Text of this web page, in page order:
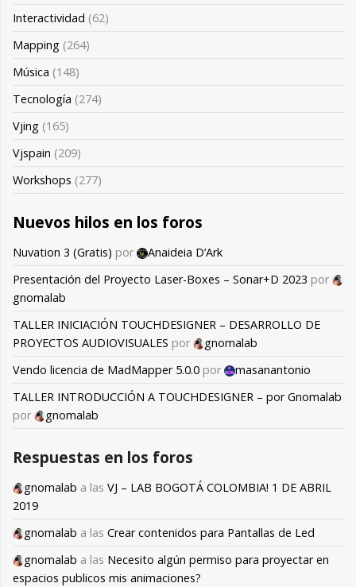
Interactividad (62)
Mapping (264)
Música (148)
Tecnología (274)
Vjing (165)
Vjspain (209)
Workshops (277)
Nuevos hilos en los foros
Nuvation 3 (Gratis) por
Anaideia D’Ark
Presentación del Proyecto Laser-Boxes – Sonar+D 2023 por
gnomalab
TALLER INICIACIÓN TOUCHDESIGNER – DESARROLLO DE
PROYECTOS AUDIOVISUALES por
gnomalab
Vendo licencia de MadMapper 5.0.0 por
masanantonio
TALLER INTRODUCCIÓN A TOUCHDESIGNER – por Gnomalab
por
gnomalab
Respuestas en los foros
gnomalab a las VJ – LAB BOGOTÁ COLOMBIA! 1 DE ABRIL
2019
gnomalab a las Crear contenidos para Pantallas de Led
gnomalab a las Necesito algún permiso para proyectar en
espacios publicos mis animaciones?